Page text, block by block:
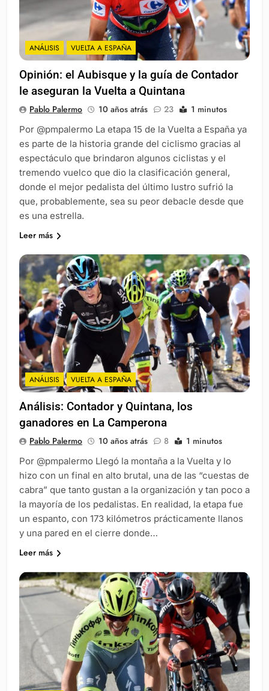
ANÁLISIS VUELTA A ESPAÑA
Opinión: el Aubisque y la guía de Contador
le aseguran la Vuelta a Quintana
Pablo Palermo 10 años atrás 23 1 minutos
Por @pmpalermo La etapa 15 de la Vuelta a España ya
es parte de la historia grande del ciclismo gracias al
espectáculo que brindaron algunos ciclistas y el
tremendo vuelco que dio la clasificación general,
donde el mejor pedalista del último lustro sufrió la
que, probablemente, sea su peor debacle desde que
es una estrella.
Leer más
ANÁLISIS VUELTA A ESPAÑA
Análisis: Contador y Quintana, los
ganadores en La Camperona
Pablo Palermo 10 años atrás 8 1 minutos
Por @pmpalermo Llegó la montaña a la Vuelta y lo
hizo con un final en alto brutal, una de las “cuestas de
cabra” que tanto gustan a la organización y tan poco a
la mayoría de los pedalistas. En realidad, la etapa fue
un espanto, con 173 kilómetros prácticamente llanos
y una pared en el cierre donde…
Leer más